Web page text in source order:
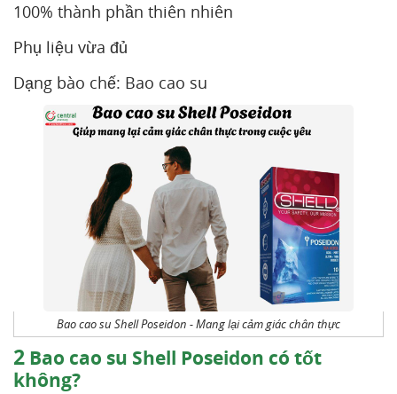
100% thành phần thiên nhiên
Phụ liệu vừa đủ
Dạng bào chế: Bao cao su
Bao cao su Shell Poseidon - Mang lại cảm giác chân thực
2 Bao cao su Shell Poseidon có tốt
không?